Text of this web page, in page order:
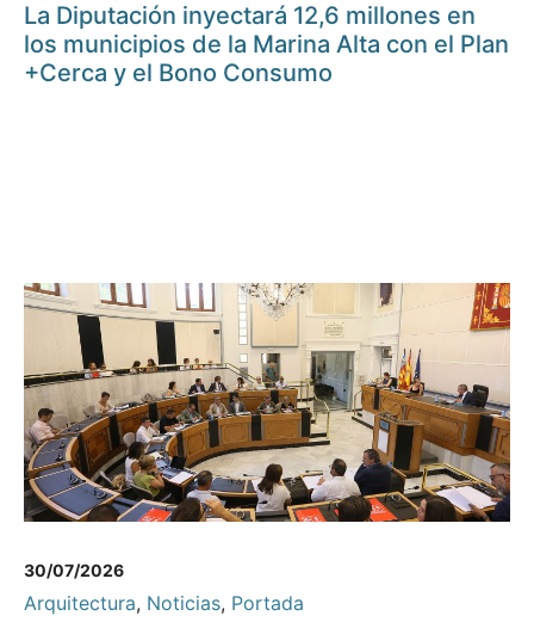
La Diputación inyectará 12,6 millones en
los municipios de la Marina Alta con el Plan
+Cerca y el Bono Consumo
30/07/2026
Arquitectura, Noticias, Portada